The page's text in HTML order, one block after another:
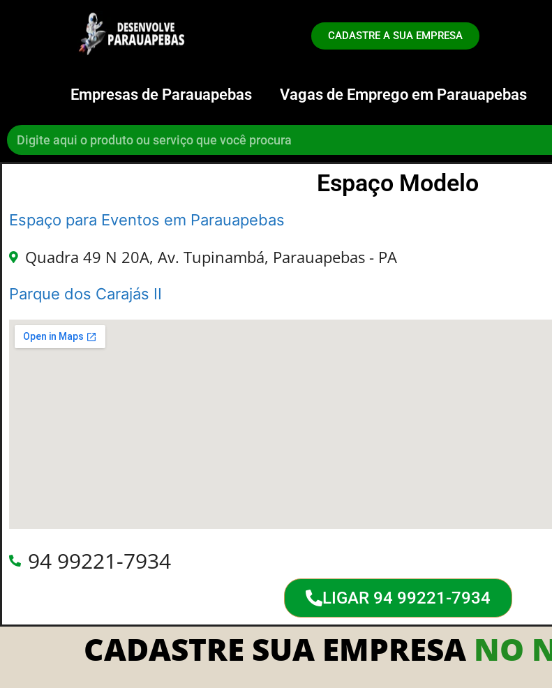
CADASTRE A SUA EMPRESA
Empresas de Parauapebas Vagas de Emprego em Parauapebas
Espaço Modelo
Espaço para Eventos em Parauapebas
Quadra 49 N 20A, Av. Tupinambá, Parauapebas - PA
Parque dos Carajás II
94 99221-7934
LIGAR 94 99221-7934
CADASTRE SUA EMPRESA NO